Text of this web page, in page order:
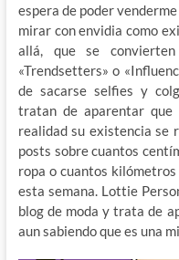
espera de poder
mirar con envidia como
allá, que se
«Trendsetters» o
de sacarse selfies y
tratan de aparentar que
realidad su existencia se
posts sobre cuantos
ropa o cuantos
esta semana. Lottie
blog de moda y trata de
aun sabiendo que es una